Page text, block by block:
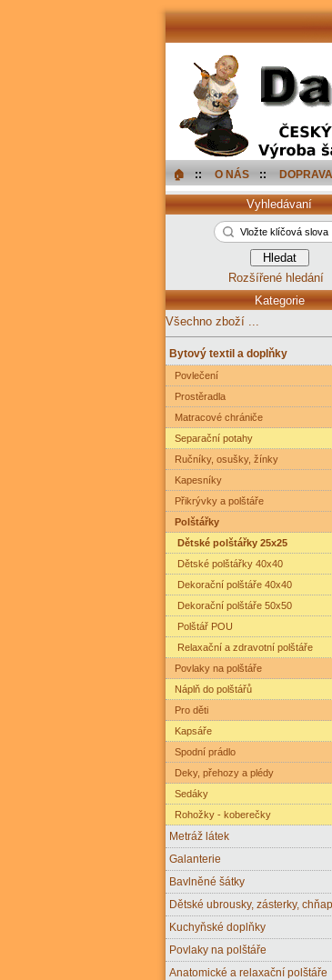
🏠︎ :: O NÁS :: DOPRAVA
Vyhledávaní
Rozšířené hledání
Kategorie
Všechno zboží ...
Bytový textil a doplňky
Povlečení
Prostěradla
Matracové chrániče
Separační potahy
Ručníky, osušky, žínky
Kapesníky
Přikrývky a polštáře
Polštářky
Dětské polštářky 25x25
Dětské polštářky 40x40
Dekorační polštáře 40x40
Dekorační polštáře 50x50
Polštář POU
Relaxační a zdravotní polštáře
Povlaky na polštáře
Náplň do polštářů
Pro děti
Kapsáře
Spodní prádlo
Deky, přehozy a plédy
Sedáky
Rohožky - koberečky
Metráž látek
Galanterie
Bavlněné šátky
Dětské ubrousky, zásterky,
Kuchyňské doplňky
Povlaky na polštáře
Anatomické a relaxační polštáře